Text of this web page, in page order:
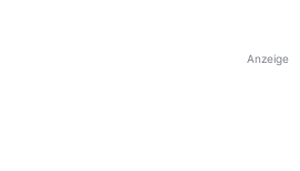
Anzeige